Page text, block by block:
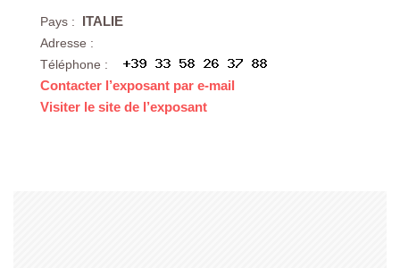
Pays : ITALIE
Adresse :
Téléphone :
Contacter l’exposant par e-mail
Visiter le site de l’exposant